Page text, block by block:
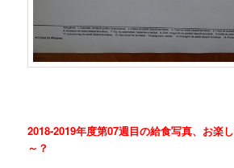
2018-2019年度第07週目の給食写真、お楽
～？